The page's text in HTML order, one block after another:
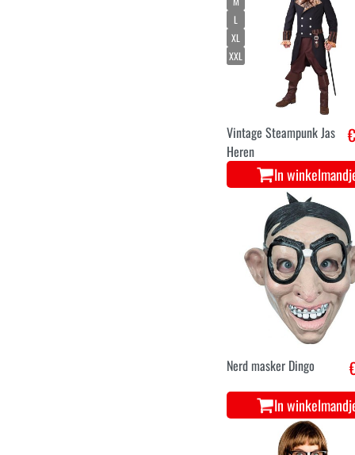
L
XL
XXL
Vintage Steampunk Jas
Heren
In
Nerd masker Dingo
In